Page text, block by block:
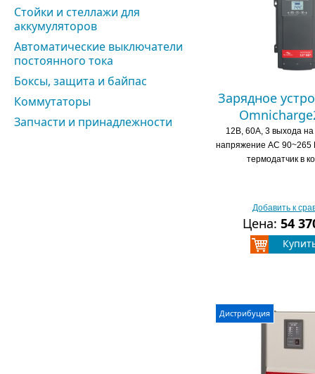
Стойки и стеллажи для
аккумуляторов
Автоматические выключатели
постоянного тока
Боксы, защита и байпас
Коммутаторы
Запчасти и принадлежности
Зарядное
12В, 60А, 3 выхода
напряжение АС 90~265
термодатчик в
Добавить к
Цена: 54
Дистрибуция